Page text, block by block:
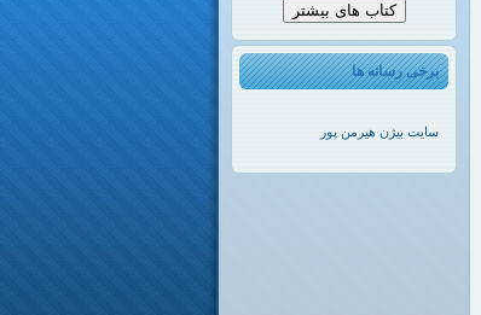
کتاب های بیشتر
برخی رسانه ها
سایت بیژن هیرمن پور